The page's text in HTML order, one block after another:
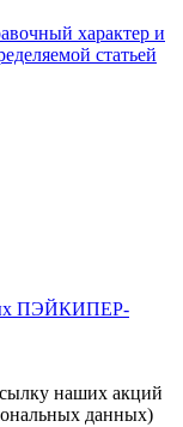
характер и
статьей
ПЭЙКИПЕР-
наших акций
данных)